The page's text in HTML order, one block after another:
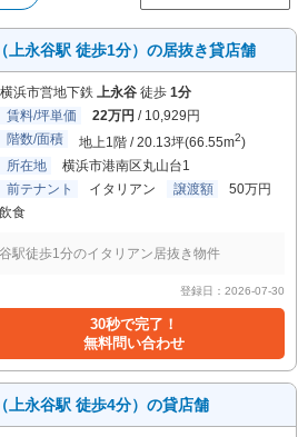
上永谷駅 徒歩1分）の居抜き貸店舗
横浜市営地下鉄 上永谷 徒歩 1分
賃料/坪単価
22万円 / 10,929円
階数/面積
地上1階 / 20.13坪(66.55m2)
所在地
横浜市港南区丸山台1
前テナント
イタリアン 譲渡額
50万円
食
駅徒歩1分のイタリアン居抜き物件
登録日：2026-07-30
30秒で完了！
無料問い合わせ
上永谷駅 徒歩4分）の貸店舗